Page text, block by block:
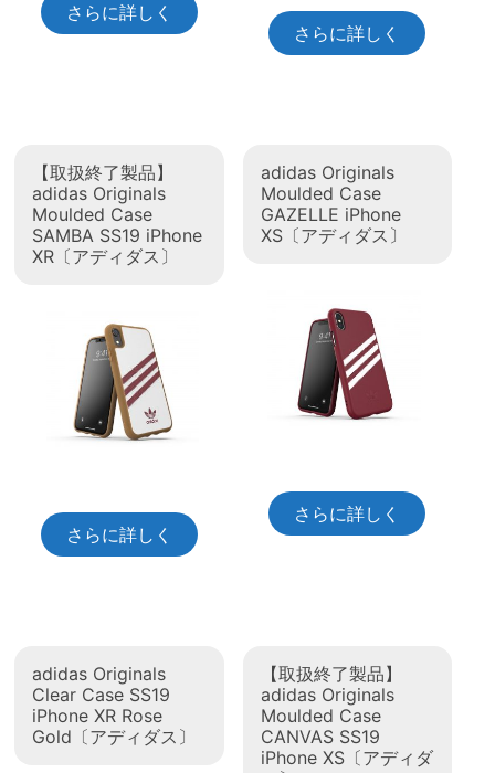
さらに詳しく
さらに詳しく
【取扱終了製品】
adidas Originals
Moulded Case
SAMBA SS19 iPhone
XR〔アディダス〕
さらに詳しく
adidas Originals
Moulded Case
GAZELLE iPhone
XS〔アディダス〕
さらに詳しく
adidas Originals
Clear Case SS19
iPhone XR Rose
Gold〔アディダス〕
【取扱終了製品】
adidas Originals
Moulded Case
CANVAS SS19
iPhone XS〔アディダ